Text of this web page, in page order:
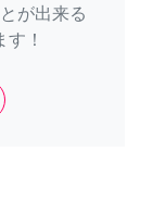
が出来る
！